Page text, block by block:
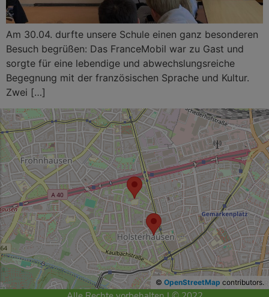
Am 30.04. durfte unsere Schule einen ganz besonderen
Besuch begrüßen: Das FranceMobil war zu Gast und
sorgte für eine lebendige und abwechslungsreiche
Begegnung mit der französischen Sprache und Kultur.
Zwei […]
© OpenStreetMap contributors.